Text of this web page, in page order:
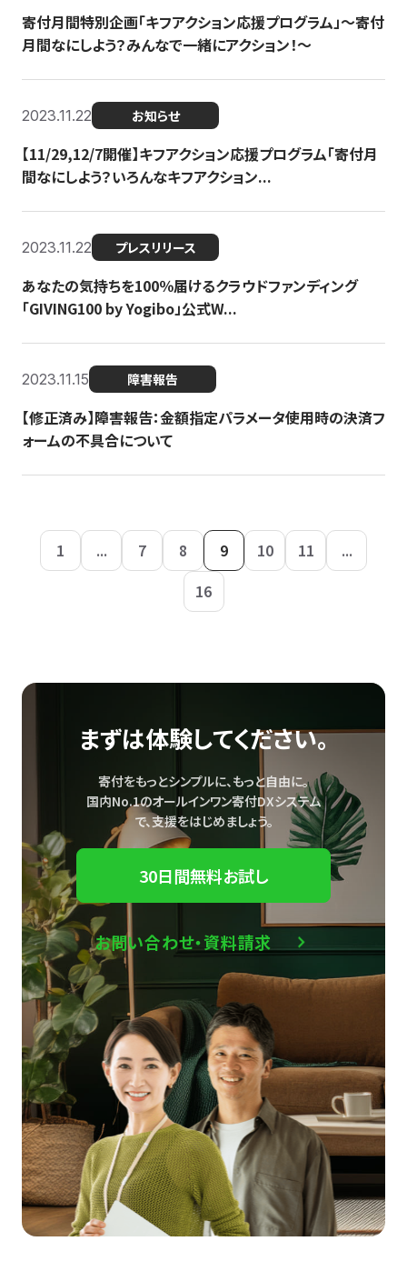
寄付月間特別企画「キフアクション応援プログラム」〜寄付
月間なにしよう？みんなで一緒にアクション！〜
2023.11.22 お知らせ
【11/29,12/7開催】キフアクション応援プログラム「寄付月
間なにしよう？いろんなキフアクション...
2023.11.22 プレスリリース
あなたの気持ちを100％届けるクラウドファンディング
「GIVING100 by Yogibo」公式W...
2023.11.15 障害報告
【修正済み】障害報告：金額指定パラメータ使用時の決済フ
ォームの不具合について
1 ... 7 8 9 10 11
...
16
まずは体験してください。
寄付をもっとシンプルに、もっと自由に。
国内No.1のオールインワン寄付DXシステム
で、支援をはじめましょう。
30日間無料お試し
お問い合わせ・資料請求